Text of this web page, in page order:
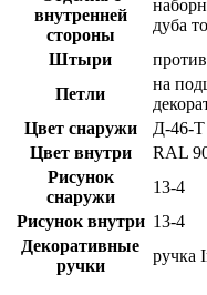
внутренней
стороны
дуба
Штыри
Петли
на
Цвет снаружи
Д-46-Т
Цвет внутри
RAL
Рисунок
снаружи
13-4
Рисунок внутри 13-4
Декоративные
ручки
ручка